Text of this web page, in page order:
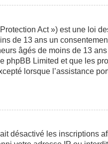
Act ») est une loi
de 13 ans un
âgés de moins de 13
phpBB Limited et que les
lorsque l’assistance
désactivé les inscriptions